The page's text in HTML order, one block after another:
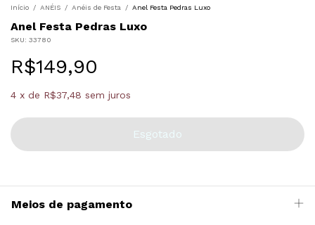
Início / ANÉIS / Anéis de Festa / Anel Festa Pedras Luxo
Anel Festa Pedras Luxo
SKU: 33780
R$149,90
4 x de R$37,48 sem juros
Meios de pagamento